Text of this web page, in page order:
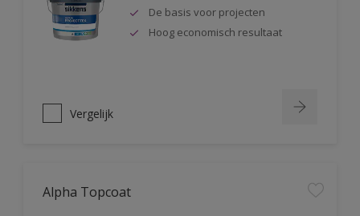
De basis voor projecten
Hoog economisch resultaat
Vergelijk
Alpha Topcoat